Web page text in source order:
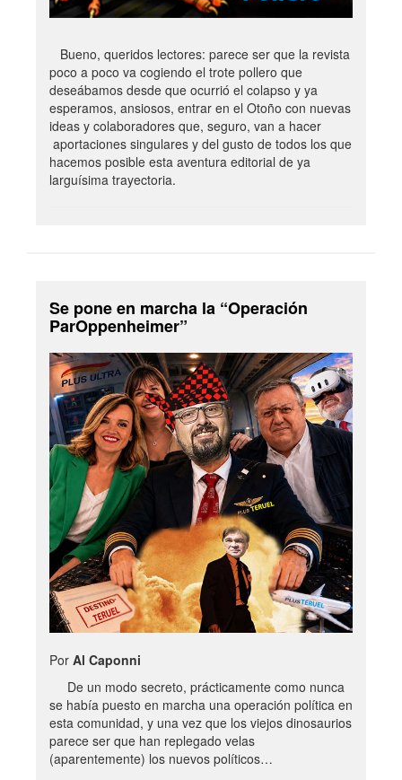
Bueno, queridos lectores: parece ser que la revista
poco a poco va cogiendo el trote pollero que
deseábamos desde que ocurrió el colapso y ya
esperamos, ansiosos, entrar en el Otoño con nuevas
ideas y colaboradores que, seguro, van a hacer
aportaciones singulares y del gusto de todos los que
hacemos posible esta aventura editorial de ya
larguísima trayectoria.
Se pone en marcha la “Operación
ParOppenheimer”
Por Al Caponni
De un modo secreto, prácticamente como nunca
se había puesto en marcha una operación política en
esta comunidad, y una vez que los viejos dinosaurios
parece ser que han replegado velas
(aparentemente) los nuevos políticos…